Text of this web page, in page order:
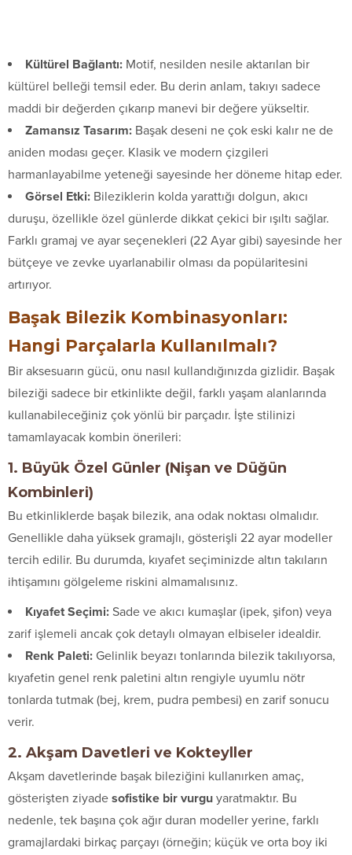
Kültürel Bağlantı: Motif, nesilden nesile aktarılan bir
kültürel belleği temsil eder. Bu derin anlam, takıyı sadece
maddi bir değerden çıkarıp manevi bir değere yükseltir.
Zamansız Tasarım: Başak deseni ne çok eski kalır ne de
aniden modası geçer. Klasik ve modern çizgileri
harmanlayabilme yeteneği sayesinde her döneme hitap eder.
Görsel Etki: Bileziklerin kolda yarattığı dolgun, akıcı
duruşu, özellikle özel günlerde dikkat çekici bir ışıltı sağlar.
Farklı gramaj ve ayar seçenekleri (22 Ayar gibi) sayesinde her
bütçeye ve zevke uyarlanabilir olması da popülaritesini
artırıyor.
Başak Bilezik Kombinasyonları:
Hangi Parçalarla Kullanılmalı?
Bir aksesuarın gücü, onu nasıl kullandığınızda gizlidir. Başak
bileziği sadece bir etkinlikte değil, farklı yaşam alanlarında
kullanabileceğiniz çok yönlü bir parçadır. İşte stilinizi
tamamlayacak kombin önerileri:
1. Büyük Özel Günler (Nişan ve Düğün
Kombinleri)
Bu etkinliklerde başak bilezik, ana odak noktası olmalıdır.
Genellikle daha yüksek gramajlı, gösterişli 22 ayar modeller
tercih edilir. Bu durumda, kıyafet seçiminizde altın takıların
ihtişamını gölgeleme riskini almamalısınız.
Kıyafet Seçimi: Sade ve akıcı kumaşlar (ipek, şifon) veya
zarif işlemeli ancak çok detaylı olmayan elbiseler idealdir.
Renk Paleti: Gelinlik beyazı tonlarında bilezik takılıyorsa,
kıyafetin genel renk paletini altın rengiyle uyumlu nötr
tonlarda tutmak (bej, krem, pudra pembesi) en zarif sonucu
verir.
2. Akşam Davetleri ve Kokteyller
Akşam davetlerinde başak bileziğini kullanırken amaç,
gösterişten ziyade sofistike bir vurgu yaratmaktır. Bu
nedenle, tek başına çok ağır duran modeller yerine, farklı
gramajlardaki birkaç parçayı (örneğin; küçük ve orta boy iki